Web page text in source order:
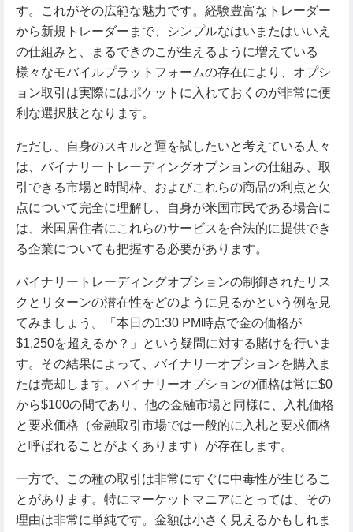
す。これがその広範な魅力です。経験豊富なトレーダー
から新規トレーダーまで、シンプルなはいまたはいいえ
の仕組みと、まるできのこが生えるように増えている
様々なモバイルプラットフォームの存在により、オプシ
ョン取引は実際にはポケットに入れておくのが非常に便
利な選択肢となります。
ただし、自身のスキルと運を試したいと考えている人々
は、バイナリートレーディングオプションの仕組み、取
引できる市場と時間枠、およびこれらの商品の利点と欠
点について完全に理解し、自身が米国市民である場合に
は、米国居住者にこれらのサービスを合法的に提供でき
る企業についても把握する必要があります。
バイナリートレーディングオプションの制御されたリス
クとリターンの潜在性をどのように見るかという例を見
てみましょう。「本日の1:30 PM時点で金の価格が
$1,250を超えるか？」という疑問に対する賭けを行いま
す。その結果によって、バイナリーオプションを購入ま
たは売却します。バイナリーオプションの価格は常に$0
から$100の間であり、他の金融市場と同様に、入札価格
と要求価格（金融取引市場では一般的に入札と要求価格
と呼ばれることがよくあります）が存在します。
一方で、この種の取引は非常にすぐに中毒性が生じるこ
とがあります。特にマーケットマニアにとっては、その
理由は非常に単純です。金額は小さく見えるかもしれま